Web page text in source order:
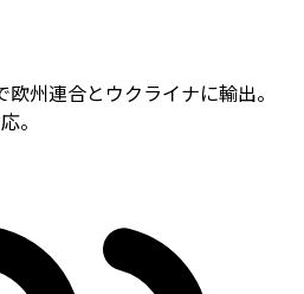
州連合とウクライナに輸出。
。